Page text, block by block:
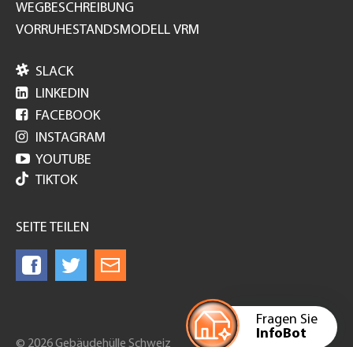
Fragen Sie
InfoBot
WEGBESCHREIBUNG
VORRUHESTANDSMODELL VRM
 SLACK
 LINKEDIN
 FACEBOOK
 INSTAGRAM
 YOUTUBE
TIKTOK
SEITE TEILEN
© 2026 Gebäudehülle Schweiz